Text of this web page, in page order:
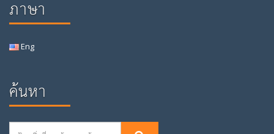
ภาษา
Eng
ค้นหา